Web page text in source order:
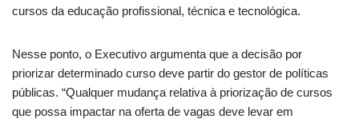
cursos da educação profissional, técnica e tecnológica.
Nesse ponto, o Executivo argumenta que a decisão por
priorizar determinado curso deve partir do gestor de políticas
públicas. “Qualquer mudança relativa à priorização de cursos
que possa impactar na oferta de vagas deve levar em